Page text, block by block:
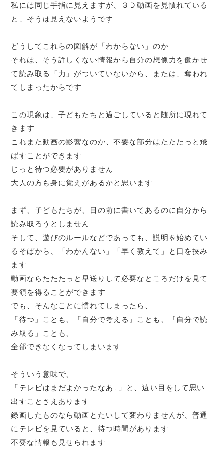
私には同じ手指に見えますが、３Ｄ動画を見慣れている
と、そうは見えないようです
どうしてこれらの図解が「わからない」のか
それは、そう詳しくない情報から自分の想像力を働かせ
て読み取る「力」がついていないから、または、奪われ
てしまったからです
この現象は、子どもたちと過ごしていると随所に現れて
きます
これまた動画の影響なのか、不要な部分はたたたっと飛
ばすことができます
じっと待つ必要がありません
大人の方も身に覚えがあるかと思います
まず、子どもたちが、目の前に書いてあるのに自分から
読み取ろうとしません
そして、遊びのルールなどであっても、説明を始めてい
るそばから、「わかんない」「早く教えて」と口を挟み
ます
動画ならたたたっと早送りして必要なところだけを見て
要領を得ることができます
でも、そんなことに慣れてしまったら、
「待つ」ことも、「自分で考える」ことも、「自分で読
み取る」ことも、
全部できなくなってしまいます
そういう意味で、
「テレビはまだよかったなあ…」と、遠い目をして思い
出すことさえあります
録画したものなら動画とたいして変わりませんが、普通
にテレビを見ていると、待つ時間があります
不要な情報も見せられます